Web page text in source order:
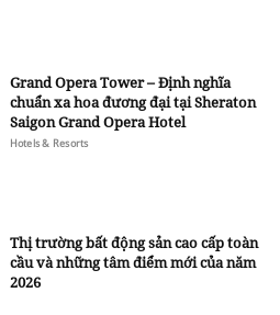
Grand Opera Tower – Định nghĩa
chuẩn xa hoa đương đại tại Sheraton
Saigon Grand Opera Hotel
Hotels & Resorts
Thị trường bất động sản cao cấp toàn
cầu và những tâm điểm mới của năm
2026